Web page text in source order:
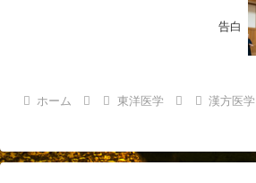
告白
ホーム 東洋医学 漢方医学